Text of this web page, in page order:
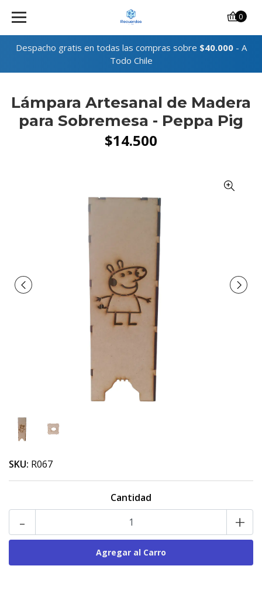
Despacho gratis en todas las compras sobre $40.000- A
Todo Chile
0
Lámpara Artesanal de Madera
para Sobremesa - Peppa Pig
$14.500
SKU: R067
Cantidad
- +